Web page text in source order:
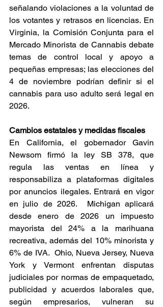
señalando violaciones a la voluntad de
los votantes y retrasos en licencias. En
Virginia, la Comisión Conjunta para el
Mercado Minorista de Cannabis debate
temas de control local y apoyo a
pequeñas empresas; las elecciones del
4 de noviembre podrían definir si el
cannabis para uso adulto será legal en
2026.
Cambios estatales y medidas fiscales
En California, el gobernador Gavin
Newsom firmó la ley SB 378, que
regula las ventas en línea y
responsabiliza a plataformas digitales
por anuncios ilegales. Entrará en vigor
en julio de 2026.  Michigan aplicará
desde enero de 2026 un impuesto
mayorista del 24% a la marihuana
recreativa, además del 10% minorista y
6% de IVA.  Ohio, Nueva Jersey, Nueva
York y Vermont enfrentan disputas
judiciales por normas de empaquetado,
publicidad y acuerdos laborales que,
según empresarios, vulneran su